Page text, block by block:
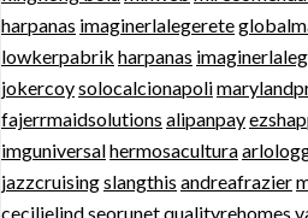
harpanas imaginerlalegerete
lowkerpabrik harpanas
jokercoysolocalcionapoli
fajerrmaidsolutions alipanpay
imguniversalhermosacultura
jazzcruisingslangthis andreafrazier
cecilielindseorunetqualityrehomes